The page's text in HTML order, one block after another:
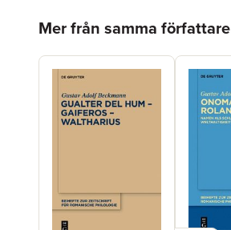
Mer från samma författare